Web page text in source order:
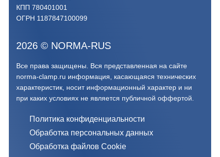
КПП 780401001
ОГРН 1187847100099
2026 © NORMA-RUS
Все права защищены. Вся представленная на сайте
norma-clamp.ru информация, касающаяся технических
характеристик, носит информационный характер и ни
при каких условиях не является публичной оффертой.‍
Политика конфиденциальности
Обработка персональных данных
Обработка файлов Cookie